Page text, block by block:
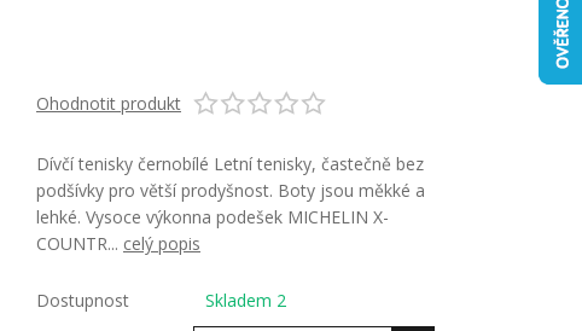
Ohodnotit produkt
Dívčí tenisky černobílé Letní tenisky, častečně bez
podšívky pro větší prodyšnost. Boty jsou měkké a
lehké. Vysoce výkonna podešek MICHELIN X-
COUNTR... celý popis
Dostupnost Skladem 2